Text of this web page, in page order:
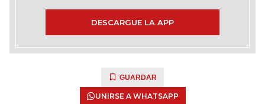
DESCARGUE LA APP
GUARDAR
UNIRSE A WHATSAPP